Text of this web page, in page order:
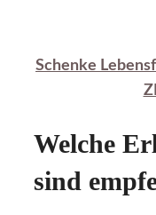
Schenke
Welche
sind